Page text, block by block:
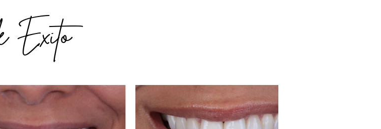
Éxito